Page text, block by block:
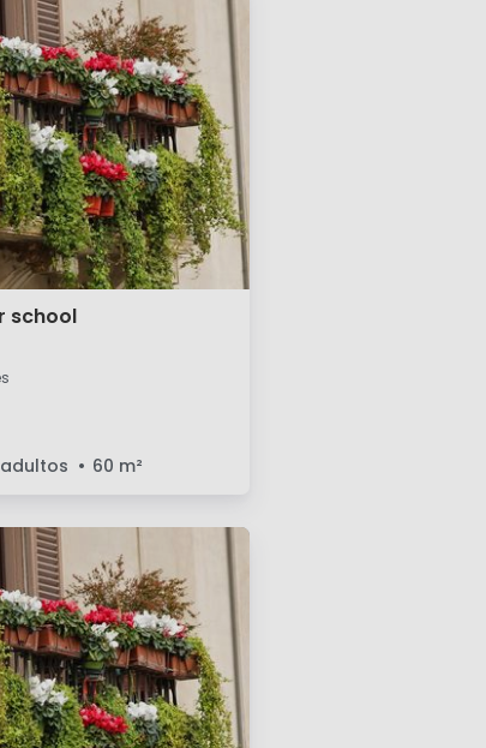
school
60 m²